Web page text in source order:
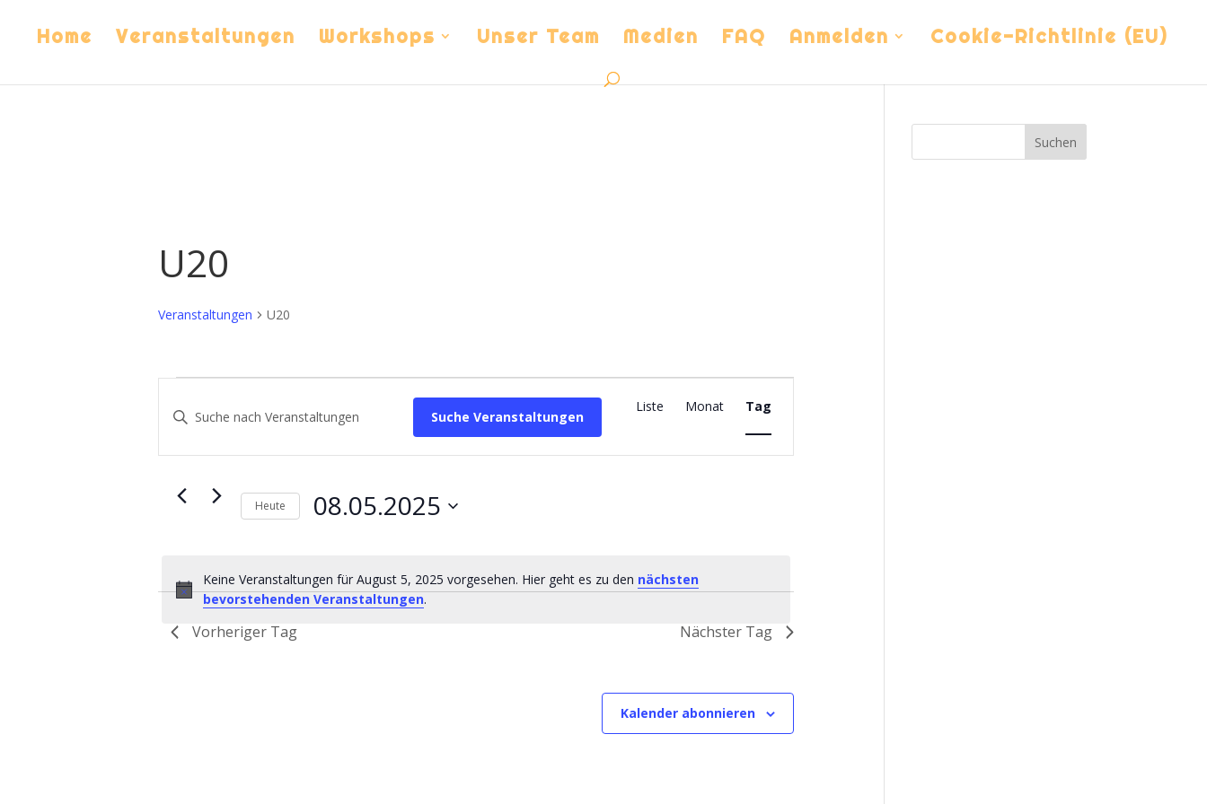
Home Veranstaltungen Workshops Unser Team Medien FAQ Anmelden Cookie-Richtlinie (EU)
U20
Veranstaltungen U20
Veranstaltungen
for
August
5,
2025
Hinweis
Keine Veranstaltungen für August 5, 2025 vorgesehen. Hier geht es zu den nächsten
bevorstehenden Veranstaltungen.
Veranstaltungen
Suche
Ansichten,
Navigation
Bitte
Schlüsselwort
nach
Suche Veranstaltungen
Veranstaltung
Ansichten-
Navigation
Liste Monat Tag
Heute 08.05.2025
Vorheriger Tag Nächster Tag
Kalender abonnieren
Suchen